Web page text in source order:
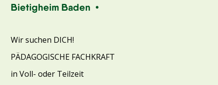
Bietigheim Baden •
Wir suchen DICH!
PÄDAGOGISCHE FACHKRAFT
in Voll- oder Teilzeit